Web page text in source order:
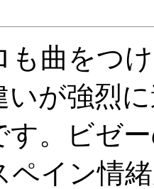
も曲をつ
いが強烈
す。ビゼ
ペイン情